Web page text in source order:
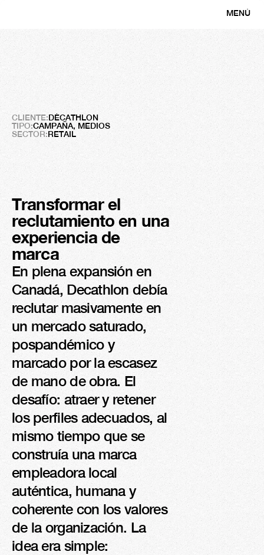
MENÚ
Decatlón
El talento, más allá
del
deporte
CLIENTE:DÉCATHLON
TIPO:CAMPAÑA, MEDIOS
SECTOR:RETAIL
Transformar el
reclutamiento en una
experiencia de
marca
En plena expansión en
Canadá, Decathlon debía
reclutar masivamente en
un mercado saturado,
pospandémico y
marcado por la escasez
de mano de obra. El
desafío: atraer y retener
los perfiles adecuados, al
mismo tiempo que se
construía una marca
empleadora local
auténtica, humana y
coherente con los valores
de la organización. La
idea era simple:
Résultats
+2M
Impresiones
+22K
CLICS